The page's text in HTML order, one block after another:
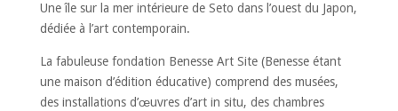
Une île sur la mer intérieure de Seto dans l’ouest du Japon,
dédiée à l’art contemporain.
La fabuleuse fondation Benesse Art Site (Benesse étant
une maison d’édition éducative) comprend des musées,
des installations d’œuvres d’art in situ, des chambres